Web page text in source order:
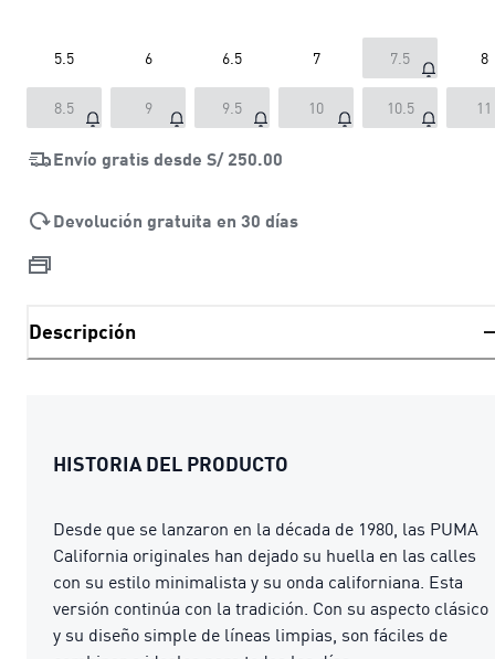
5.5 6 6.5 7 7.5 8
8.5 9 9.5 10 10.5 11
Envío gratis desde S/ 250.00
Devolución gratuita en 30 días
Descripción
HISTORIA DEL PRODUCTO
Desde que se lanzaron en la década de 1980, las PUMA
California originales han dejado su huella en las calles
con su estilo minimalista y su onda californiana. Esta
versión continúa con la tradición. Con su aspecto clásico
y su diseño simple de líneas limpias, son fáciles de